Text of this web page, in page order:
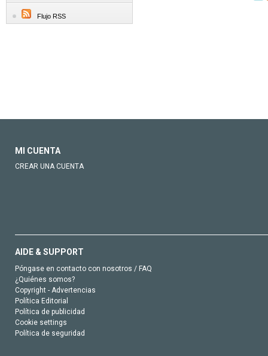
Flujo RSS
MI CUENTA
CREAR UNA CUENTA
AIDE & SUPPORT
Póngase en contacto con nosotros / FAQ
¿Quiénes somos?
Copyright - Advertencias
Política Editorial
Política de publicidad
Cookie settings
Política de seguridad